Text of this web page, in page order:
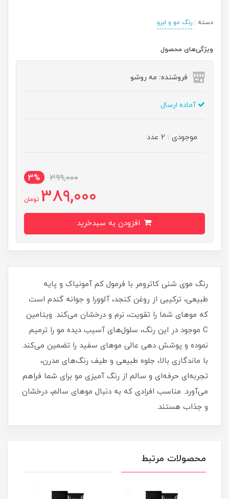
دسته : رنگ مو و ابرو
ویژگی‌های محصول
فروشنده: مه رو‌شو
آماده ارسال
موجودی : 2 عدد
399,000
3%
389,000 تومان
رنگ موی شنی کاترومر با فرمول کم آمونیاک و پایه
طبیعی، ترکیبی از روغن کنجد، آلوورا و جوانه گندم است
که موهای شما را تقویت، نرم و درخشان می‌کند. ویتامین
C موجود در این رنگ، سلول‌های آسیب دیده مو را ترمیم
نموده و پوشش دهی عالی موهای سفید را تضمین می‌کند.
با ماندگاری بالا، جلوه طبیعی و طیف رنگ‌های مدرن،
تجربه‌ای حرفه‌ای و سالم از رنگ آمیزی مو برای شما فراهم
می‌آورد. مناسب افرادی که به دنبال موهای سالم، درخشان
و جذاب هستند.
محصولات مرتبط